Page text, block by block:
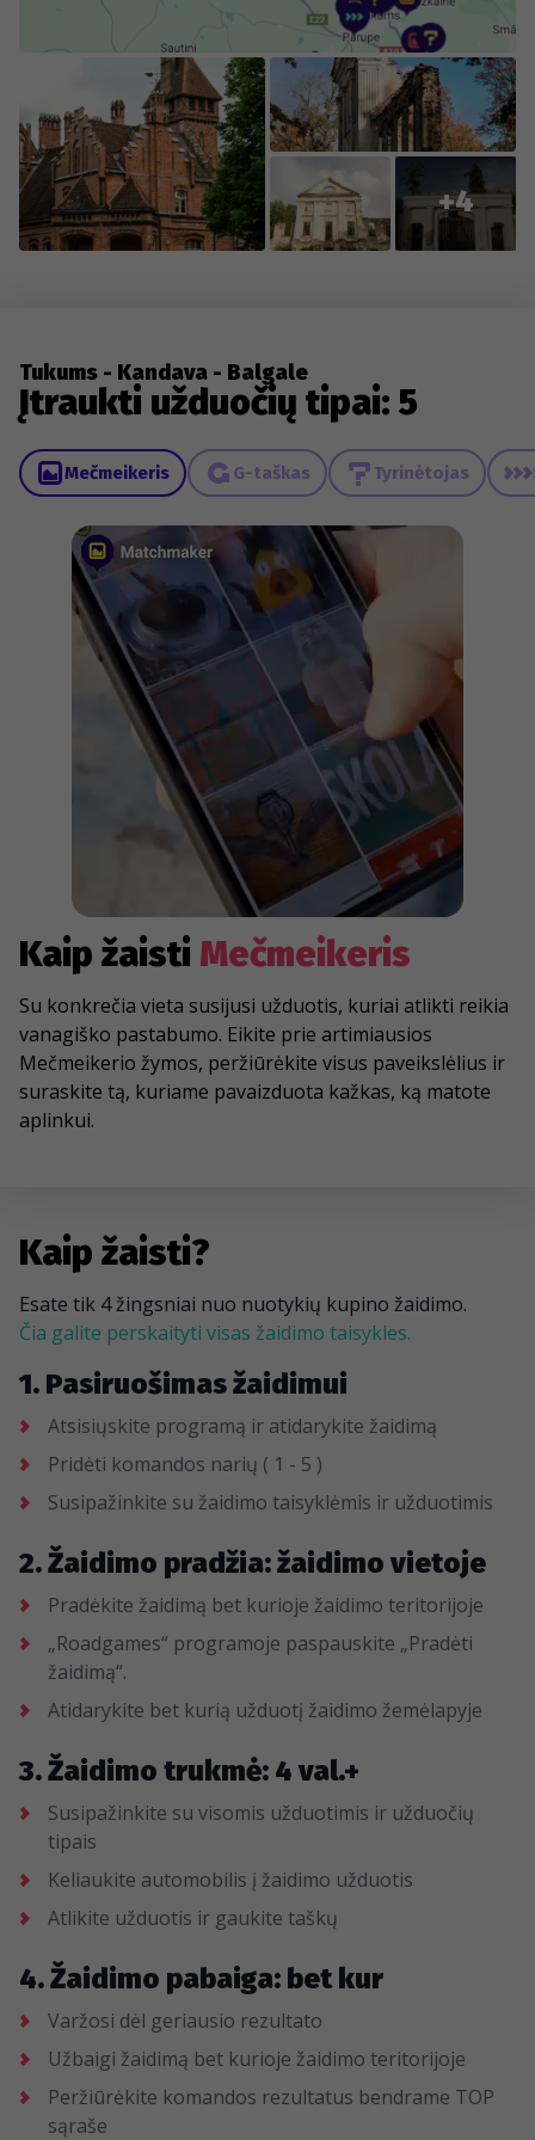
+4
Tukums - Kandava - Balgale
Įtraukti užduočių tipai: 5
Mečmeikeris G-taškas Tyrinėtojas
Kaip žaisti Mečmeikeris
Su konkrečia vieta susijusi užduotis, kuriai atlikti reikia
vanagiško pastabumo. Eikite prie artimiausios
Mečmeikerio žymos, peržiūrėkite visus paveikslėlius ir
suraskite tą, kuriame pavaizduota kažkas, ką matote
aplinkui.
Kaip žaisti?
Esate tik 4 žingsniai nuo nuotykių kupino žaidimo.
Čia galite perskaityti visas žaidimo taisykles.
1. Pasiruošimas žaidimui
Atsisiųskite programą ir atidarykite žaidimą
Pridėti komandos narių ( 1 - 5 )
Susipažinkite su žaidimo taisyklėmis ir užduotimis
2. Žaidimo pradžia: žaidimo vietoje
Pradėkite žaidimą bet kurioje žaidimo teritorijoje
„Roadgames“ programoje paspauskite „Pradėti
žaidimą“.
Atidarykite bet kurią užduotį žaidimo žemėlapyje
3. Žaidimo trukmė: 4 val.+
Susipažinkite su visomis užduotimis ir užduočių
tipais
Keliaukite automobilis į žaidimo užduotis
Atlikite užduotis ir gaukite taškų
4. Žaidimo pabaiga: bet kur
Varžosi dėl geriausio rezultato
Užbaigi žaidimą bet kurioje žaidimo teritorijoje
Peržiūrėkite komandos rezultatus bendrame TOP
sąraše